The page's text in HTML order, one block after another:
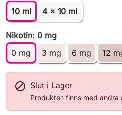
10 ml
4 x 10 ml
Nikotin: 0 mg
0 mg
3 mg 6 mg 12
 Slut i Lager
Produkten finns med andra